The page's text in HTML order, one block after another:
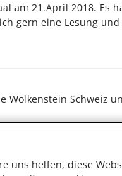
uns helfen, diese
am 21.April 2018. Es
gern eine Lesung
Schweiz